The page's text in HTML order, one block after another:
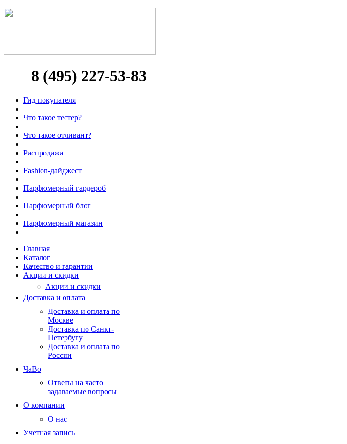
8 (495) 227-53-83
Гид покупателя
|
Что такое тестер?
|
Что такое отливант?
|
Распродажа
|
Fashion-дайджест
|
Парфюмерный гардероб
|
Парфюмерный блог
|
Парфюмерный магазин
|
Главная
Каталог
Качество и гарантии
Акции и скидки
Акции и скидки
Доставка и оплата
Доставка и оплата по
Москве
Доставка по Санкт-
Петербугу
Доставка и оплата по
России
ЧаВо
Ответы на часто
задаваемые вопросы
О компании
О нас
Учетная запись